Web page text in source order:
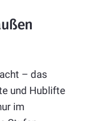
– das
und Hublifte
im